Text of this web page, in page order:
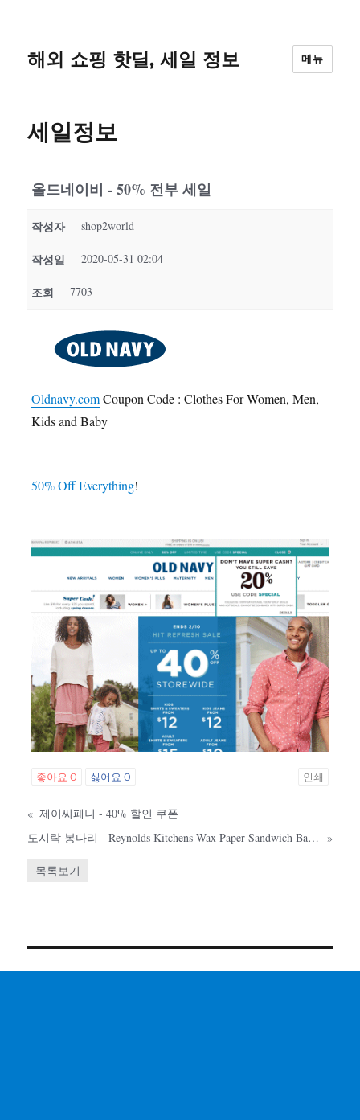
해외 쇼핑 핫딜, 세일 정보 메뉴
세일정보
올드네이비 - 50% 전부 세일
작성자 shop2world
작성일 2020-05-31 02:04
조회 7703
Oldnavy.comCoupon Code : Clothes For Women, Men,
Kids and Baby
50% Off Everything!
좋아요0 싫어요0 인쇄
« 제이씨페니 - 40% 할인 쿠폰
도시락 봉다리 - Reynolds Kitchens Wax Paper Sandwich Bags - 6x7-13/16", 50Count $2.79 »
목록보기